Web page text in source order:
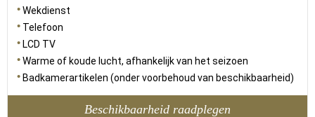
Wekdienst
Telefoon
LCD TV
Warme of koude lucht, afhankelijk van het seizoen
Badkamerartikelen (onder voorbehoud van beschikbaarheid)
Beschikbaarheid raadplegen